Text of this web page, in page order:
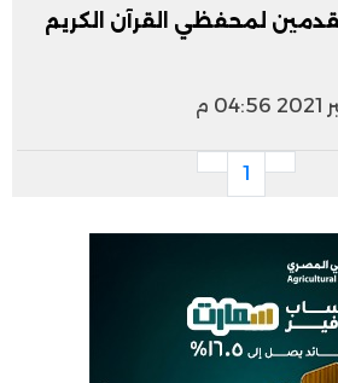
لمحفظي القرآن الكريم
1